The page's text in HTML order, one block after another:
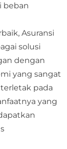
beban
Asuransi
solusi
dengan
yang sangat
pada
yang